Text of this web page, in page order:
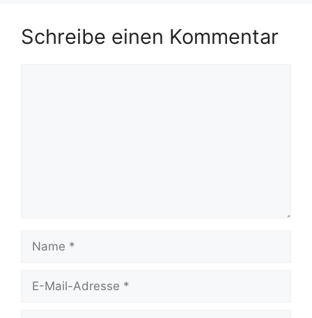
Schreibe einen Kommentar
Mail-